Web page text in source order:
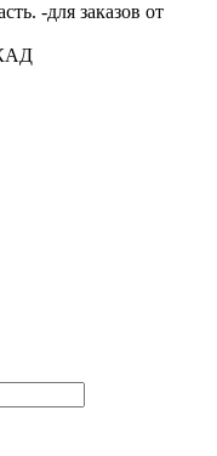
-для заказов от